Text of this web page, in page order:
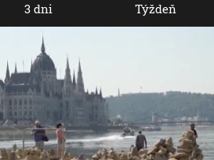
3 dni Týždeň